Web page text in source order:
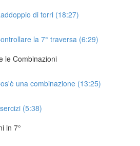
di torri (18:27)
la 7° traversa (6:29)
le Combinazioni
una combinazione (13:25)
(5:38)
in 7°